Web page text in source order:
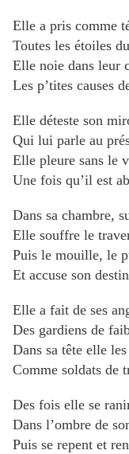
Elle a pris comme
Toutes les étoiles
Elle noie dans leur
Les p’tites causes
Elle déteste son
Qui lui parle au
Elle pleure sans le
Une fois qu’il est
Dans sa chambre,
Elle souffre le
Puis le mouille, le
Et accuse son
Elle a fait de ses
Des gardiens de
Dans sa tête elle
Comme soldats de
Des fois elle se
Dans l’ombre de
Puis se repent et